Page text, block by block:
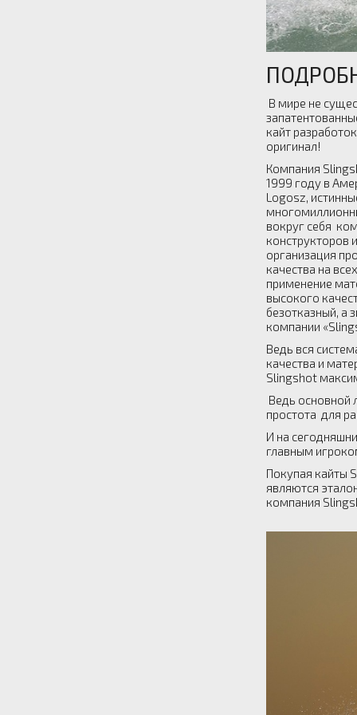
В мире не
кайт
оригинал!
Компания
1999 году в
Logosz,
вокруг себя
конструкторов
организация
качества на
применение
высокого
безотказный, а
компании
Ведь вся
качества и
Slingshot
Ведь основной
простота для
И на
главным
Покупая кайты
являются
компания